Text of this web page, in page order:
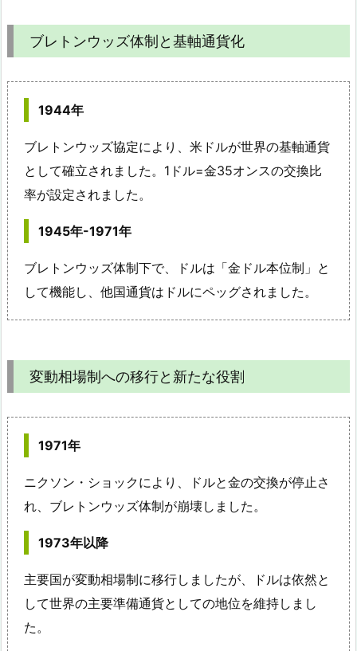
ブレトンウッズ体制と基軸通貨化
1944年
ブレトンウッズ協定により、米ドルが世界の基軸通貨
として確立されました。1ドル=金35オンスの交換比
率が設定されました。
1945年-1971年
ブレトンウッズ体制下で、ドルは「金ドル本位制」と
して機能し、他国通貨はドルにペッグされました。
変動相場制への移行と新たな役割
1971年
ニクソン・ショックにより、ドルと金の交換が停止さ
れ、ブレトンウッズ体制が崩壊しました。
1973年以降
主要国が変動相場制に移行しましたが、ドルは依然と
して世界の主要準備通貨としての地位を維持しまし
た。